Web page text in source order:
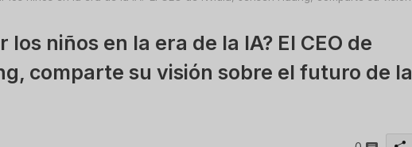
niños en la era de la IA? El CEO de
comparte su visión sobre el futuro de la